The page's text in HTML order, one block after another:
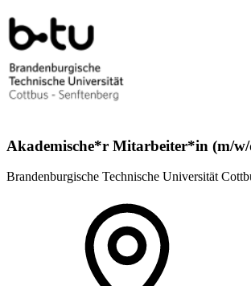
Akademische*r Mitarbeiter*in (m/
Brandenburgische Technische Universität